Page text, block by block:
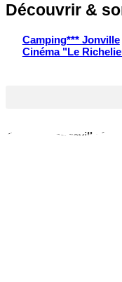
Découvrir &
Camping*** Jonville
Cinéma "Le
© 2026 www.reville.fr -